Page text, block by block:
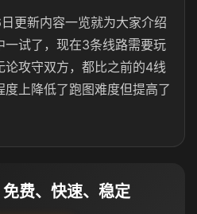
更新内容一览就为大家介绍
一试了，现在3条线路需要玩
论攻守双方，都比之前的4线
上降低了跑图难度但提高了
费、快速、稳定